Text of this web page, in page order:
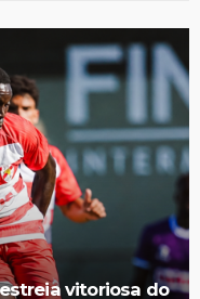
vitoriosa do